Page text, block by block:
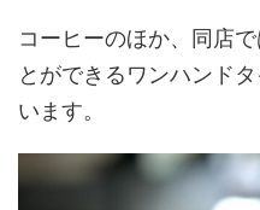
コーヒーのほか、同店
とができるワンハンド
います。